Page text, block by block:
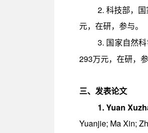
2. 科技部，
元，在研，参与。
3. 国家自然
293万元，在研，
三、发表论文
1. Yuan
Yuanjie; Ma Xin;